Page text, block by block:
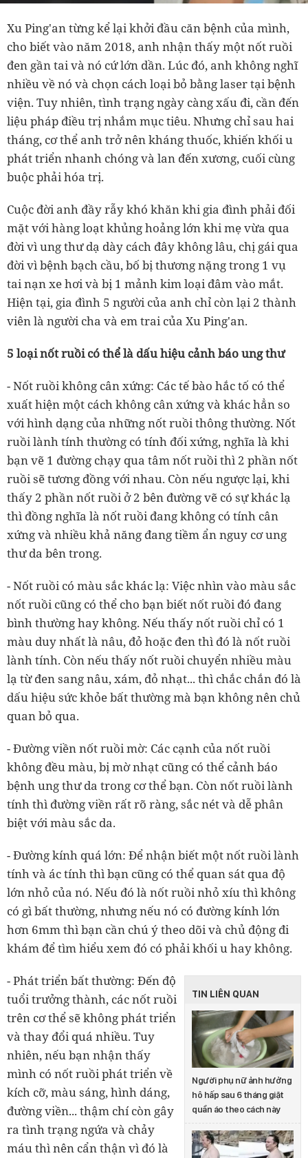
Xu Ping'an từng kể lại khởi đầu căn bệnh của mình,
cho biết vào năm 2018, anh nhận thấy một nốt ruồi
đen gần tai và nó cứ lớn dần. Lúc đó, anh không nghĩ
nhiều về nó và chọn cách loại bỏ bằng laser tại bệnh
viện. Tuy nhiên, tình trạng ngày càng xấu đi, cần đến
liệu pháp điều trị nhắm mục tiêu. Nhưng chỉ sau hai
tháng, cơ thể anh trở nên kháng thuốc, khiến khối u
phát triển nhanh chóng và lan đến xương, cuối cùng
buộc phải hóa trị.
Cuộc đời anh đầy rẫy khó khăn khi gia đình phải đối
mặt với hàng loạt khủng hoảng lớn khi mẹ vừa qua
đời vì ung thư dạ dày cách đây không lâu, chị gái qua
đời vì bệnh bạch cầu, bố bị thương nặng trong 1 vụ
tai nạn xe hơi và bị 1 mảnh kim loại đâm vào mắt.
Hiện tại, gia đình 5 người của anh chỉ còn lại 2 thành
viên là người cha và em trai của Xu Ping'an.
5 loại nốt ruồi có thể là dấu hiệu cảnh báo ung thư
- Nốt ruồi không cân xứng: Các tế bào hắc tố có thể
xuất hiện một cách không cân xứng và khác hẳn so
với hình dạng của những nốt ruồi thông thường. Nốt
ruồi lành tính thường có tính đối xứng, nghĩa là khi
bạn vẽ 1 đường chạy qua tâm nốt ruồi thì 2 phần nốt
ruồi sẽ tương đồng với nhau. Còn nếu ngược lại, khi
thấy 2 phần nốt ruồi ở 2 bên đường vẽ có sự khác lạ
thì đồng nghĩa là nốt ruồi đang không có tính cân
xứng và nhiều khả năng đang tiềm ẩn nguy cơ ung
thư da bên trong.
- Nốt ruồi có màu sắc khác lạ: Việc nhìn vào màu sắc
nốt ruồi cũng có thể cho bạn biết nốt ruồi đó đang
bình thường hay không. Nếu thấy nốt ruồi chỉ có 1
màu duy nhất là nâu, đỏ hoặc đen thì đó là nốt ruồi
lành tính. Còn nếu thấy nốt ruồi chuyển nhiều màu
lạ từ đen sang nâu, xám, đỏ nhạt... thì chắc chắn đó là
dấu hiệu sức khỏe bất thường mà bạn không nên chủ
quan bỏ qua.
- Đường viền nốt ruồi mờ: Các cạnh của nốt ruồi
không đều màu, bị mờ nhạt cũng có thể cảnh báo
bệnh ung thư da trong cơ thể bạn. Còn nốt ruồi lành
tính thì đường viền rất rõ ràng, sắc nét và dễ phân
biệt với màu sắc da.
- Đường kính quá lớn: Để nhận biết một nốt ruồi lành
tính và ác tính thì bạn cũng có thể quan sát qua độ
lớn nhỏ của nó. Nếu đó là nốt ruồi nhỏ xíu thì không
có gì bất thường, nhưng nếu nó có đường kính lớn
hơn 6mm thì bạn cần chú ý theo dõi và chủ động đi
khám để tìm hiểu xem đó có phải khối u hay không.
TIN LIÊN QUAN
Người phụ nữ ảnh hưởng
hô hấp sau 6 tháng giặt
quần áo theo cách này
- Phát triển bất thường: Đến độ
tuổi trưởng thành, các nốt ruồi
trên cơ thể sẽ không phát triển
và thay đổi quá nhiều. Tuy
nhiên, nếu bạn nhận thấy
mình có nốt ruồi phát triển về
kích cỡ, màu sáng, hình dáng,
đường viền... thậm chí còn gây
ra tình trạng ngứa và chảy
máu thì nên cẩn thận vì đó là